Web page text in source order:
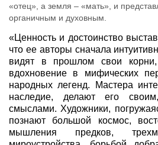
«отец», а земля – «мать», и
органичным и духовным.
«Ценность и достоинство
что ее авторы сначала
видят в прошлом свои корни,
вдохновение в мифических
народных легенд. Мастера
наследие, делают его
смыслами. Художники,
познают большой космос,
мышления предков,